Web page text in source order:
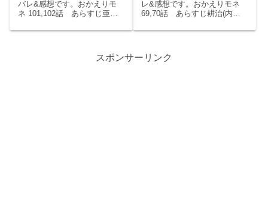
バレ&感想です。おかえりモ
ネ 101,102話 あらすじ亜哉
背中を押され、民宿を再開す
(内野聖陽)は仙台の営業部長に
昇進が決まった。未知(蒔田彩
先生は彼氏認定！
レ&感想です。おかえりモネ
69,70話 あらすじ耕治(内野
に行くと朝岡(西島秀俊)が機械
う。モネの父だと耕治は自己
紹介し、壊れた機械を耕治が
スポンサーリンク